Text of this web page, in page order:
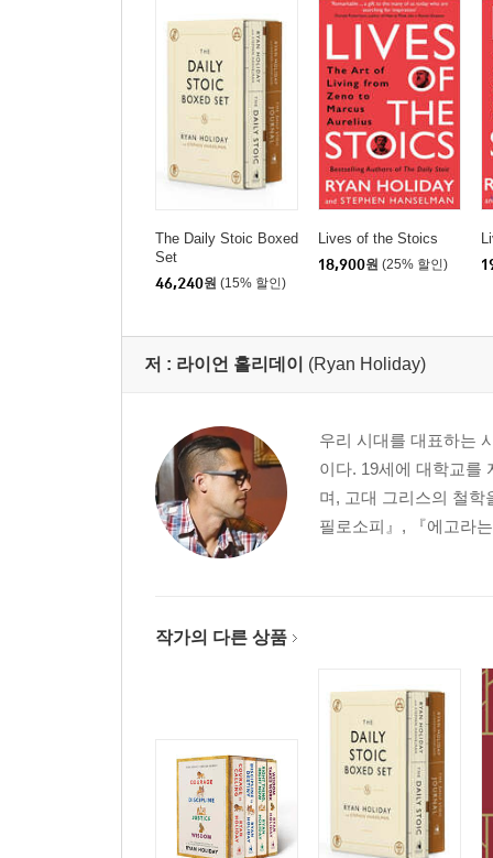
The Daily Stoic Boxed
Set
46,240원 (15% 할인)
Lives of the Stoics
18,900원 (25% 할인)
저 : 라이언 홀리데이 (Ryan Holiday)
우리 시대를 대표하는
이다. 19세에 대학교를
며, 고대 그리스의 철학
필로소피』, 『에고라
작가의 다른 상품